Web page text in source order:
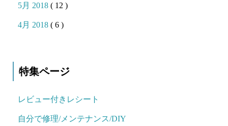
5月 2018( 12 )
4月 2018( 6 )
特集ページ
レビュー付きレシート
自分で修理/メンテナンス/DIY